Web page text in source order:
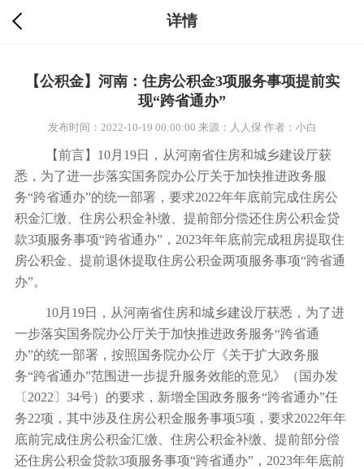
详情
【公积金】河南：住房公积金3项服务事项提前实
现“跨省通办”
发布时间：2022-10-19 00:00:00 来源：人人保 作者：小白
【前言】10月19日，从河南省住房和城乡建设厅获
悉，为了进一步落实国务院办公厅关于加快推进政务服
务“跨省通办”的统一部署，要求2022年年底前完成住房公
积金汇缴、住房公积金补缴、提前部分偿还住房公积金贷
款3项服务事项“跨省通办”，2023年年底前完成租房提取住
房公积金、提前退休提取住房公积金两项服务事项“跨省通
办”。
10月19日，从河南省住房和城乡建设厅获悉，为了进
一步落实国务院办公厅关于加快推进政务服务“跨省通
办”的统一部署，按照国务院办公厅《关于扩大政务服
务“跨省通办”范围进一步提升服务效能的意见》（国办发
〔2022〕34号）的要求，新增全国政务服务“跨省通办”任
务22项，其中涉及住房公积金服务事项5项，要求2022年年
底前完成住房公积金汇缴、住房公积金补缴、提前部分偿
还住房公积金贷款3项服务事项“跨省通办”，2023年年底前